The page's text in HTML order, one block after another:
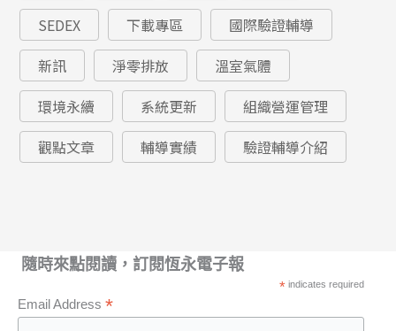
SEDEX
下載專區
國際驗證輔導
新訊
淨零排放
溫室氣體
環境永續
系統更新
組織營運管理
觀點文章
輔導實績 驗證輔導介紹
隨時來點閱讀，訂閱恆永電子報
*indicates required
Email Address *